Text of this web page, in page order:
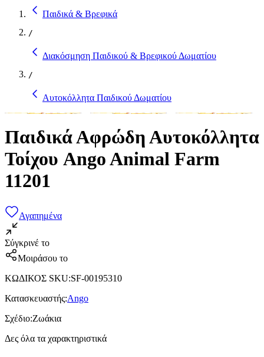
Παιδικά & Βρεφικά
/
Διακόσμηση Παιδικού & Βρεφικού Δωματίου
/
Αυτοκόλλητα Παιδικού Δωματίου
Παιδικά Αφρώδη Αυτοκόλλητα
Τοίχου Ango Animal Farm
11201
Αγαπημένα
Σύγκρινέ το
Μοιράσου το
ΚΩΔΙΚΟΣ SKU:SF-00195310
Κατασκευαστής:Ango
Σχέδιο:Ζωάκια
Δες όλα τα χαρακτηριστικά